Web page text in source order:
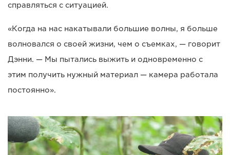
справляться с ситуацией.
«Когда на нас накатывали большие волны, я больше
волновался о своей жизни, чем о съемках, — говорит
Дэнни. — Мы пытались выжить и одновременно с
этим получить нужный материал — камера работала
постоянно».